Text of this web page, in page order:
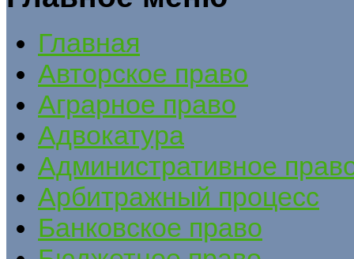
Главная
Авторское право
Аграрное право
Адвокатура
Административное
Арбитражный процесс
Банковское право